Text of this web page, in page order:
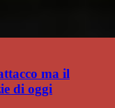
ma il
di oggi